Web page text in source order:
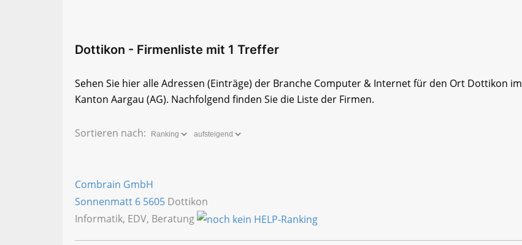
Dottikon - Firmenliste mit 1 Treffer
Sehen Sie hier alle Adressen (Einträge) der Branche Computer & Internet für den Ort Dottikon im
Kanton Aargau (AG). Nachfolgend finden Sie die Liste der Firmen.
Sortieren nach:
Combrain GmbH
Sonnenmatt 6 5605 Dottikon
Informatik, EDV, Beratung